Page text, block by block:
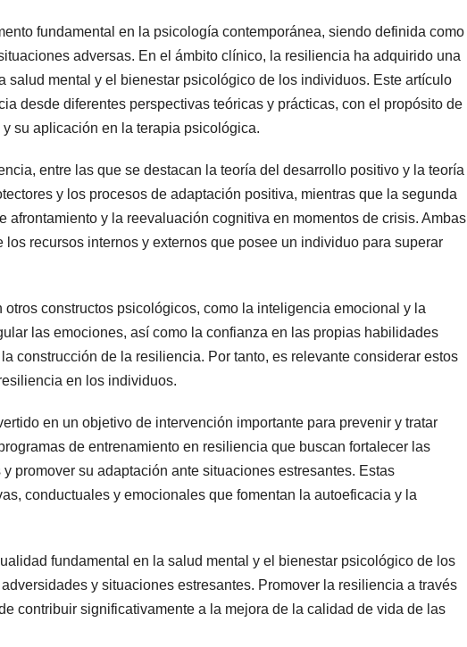
fundamental en la psicología contemporánea, siendo definida como
adversas. En el ámbito clínico, la resiliencia ha adquirido una
salud mental y el bienestar psicológico de los individuos. Este artículo
desde diferentes perspectivas teóricas y prácticas, con el propósito de
su aplicación en la terapia psicológica.
entre las que se destacan la teoría del desarrollo positivo y la teoría
y los procesos de adaptación positiva, mientras que la segunda
afrontamiento y la reevaluación cognitiva en momentos de crisis. Ambas
recursos internos y externos que posee un individuo para superar
constructos psicológicos, como la inteligencia emocional y la
las emociones, así como la confianza en las propias habilidades
construcción de la resiliencia. Por tanto, es relevante considerar estos
en los individuos.
en un objetivo de intervención importante para prevenir y tratar
de entrenamiento en resiliencia que buscan fortalecer las
promover su adaptación ante situaciones estresantes. Estas
conductuales y emocionales que fomentan la autoeficacia y la
fundamental en la salud mental y el bienestar psicológico de los
y situaciones estresantes. Promover la resiliencia a través
contribuir significativamente a la mejora de la calidad de vida de las